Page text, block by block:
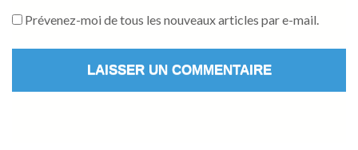
Prévenez-moi de tous les nouveaux articles par e-mail.